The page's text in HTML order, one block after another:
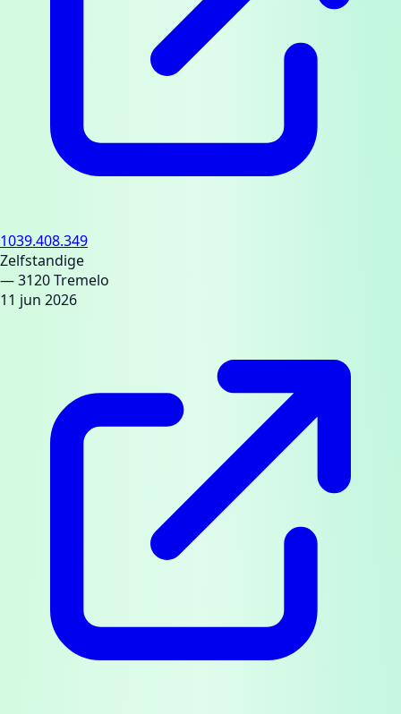
1039.408.349
Zelfstandige
— 3120 Tremelo
11 jun 2026